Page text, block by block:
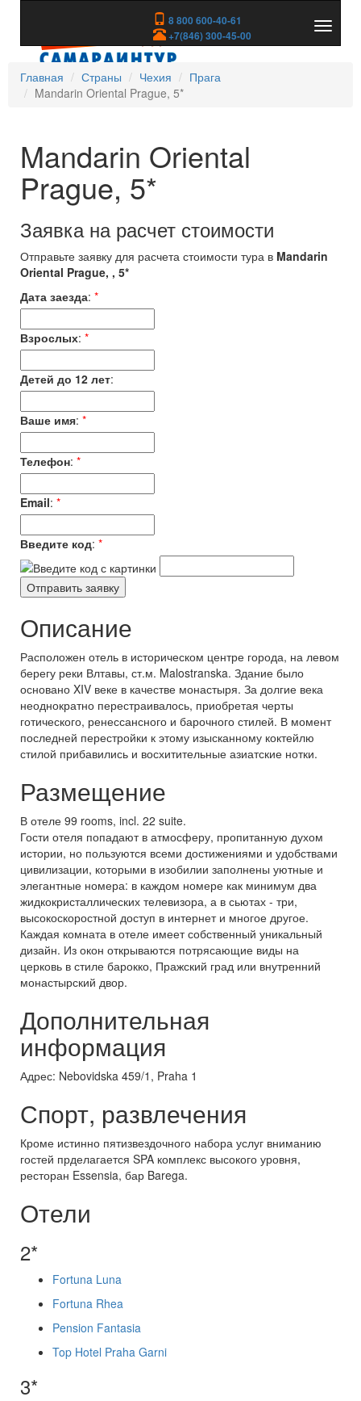
8 800 600-40-61
+7(846) 300-45-00
скрыть
Главная
Страны Чехия
Прага
Mandarin Oriental Prague, 5*
Mandarin Oriental
Prague, 5*
Заявка на расчет стоимости
Отправьте заявку для расчета стоимости тура в Mandarin
Oriental Prague, , 5*
Дата заезда: *
Взрослых: *
Детей до 12 лет:
Ваше имя: *
Телефон: *
Email: *
Введите код: *
Описание
Расположен отель в историческом центре города, на левом
берегу реки Влтавы, ст.м. Malostranska. Здание было
основано XIV веке в качестве монастыря. За долгие века
неоднократно перестраивалось, приобретая черты
готического, ренессансного и барочного стилей. В момент
последней перестройки к этому изысканному коктейлю
стилой прибавились и восхитительные азиатские нотки.
Размещение
В отеле 99 rooms, incl. 22 suite.
Гости отеля попадают в атмосферу, пропитанную духом
истории, но пользуются всеми достижениями и удобствами
цивилизации, которыми в изобилии заполнены уютные и
элегантные номера: в каждом номере как минимум два
жидкокристаллических телевизора, а в сьютах - три,
высокоскоростной доступ в интернет и многое другое.
Каждая комната в отеле имеет собственный уникальный
дизайн. Из окон открываются потрясающие виды на
церковь в стиле барокко, Пражский град или внутренний
монастырский двор.
Дополнительная
информация
Адрес: Nebovidska 459/1, Praha 1
Спорт, развлечения
Кроме истинно пятизвездочного набора услуг вниманию
гостей прделагается SPA комплекс высокого уровня,
ресторан Essensia, бар Barega.
Отели
2*
Fortuna Luna
Fortuna Rhea
Pension Fantasia
Top Hotel Praha Garni
3*